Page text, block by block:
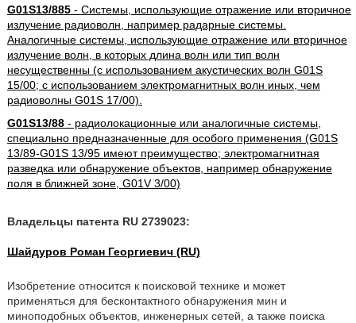
G01S13/885- Системы, использующие отражение или вторичное
излучение радиоволн, например радарные системы.
Аналогичные системы, использующие отражение или вторичное
излучение волн, в которых длина волн или тип волн
несущественны (с использованием акустических волн G01S
15/00; с использованием электромагнитных волн иных, чем
радиоволны G01S 17/00).
G01S13/88- радиолокационные или аналогичные системы,
специально предназначенные для особого применения (G01S
13/89-G01S 13/95 имеют преимущество; электромагнитная
разведка или обнаружение объектов, например обнаружение
поля в ближней зоне, G01V 3/00)
Владельцы патента RU 2739023:
Шайдуров Роман Георгиевич (RU)
Изобретение относится к поисковой технике и может
применяться для бесконтактного обнаружения мин и
миноподобных объектов, инженерных сетей, а также поиска